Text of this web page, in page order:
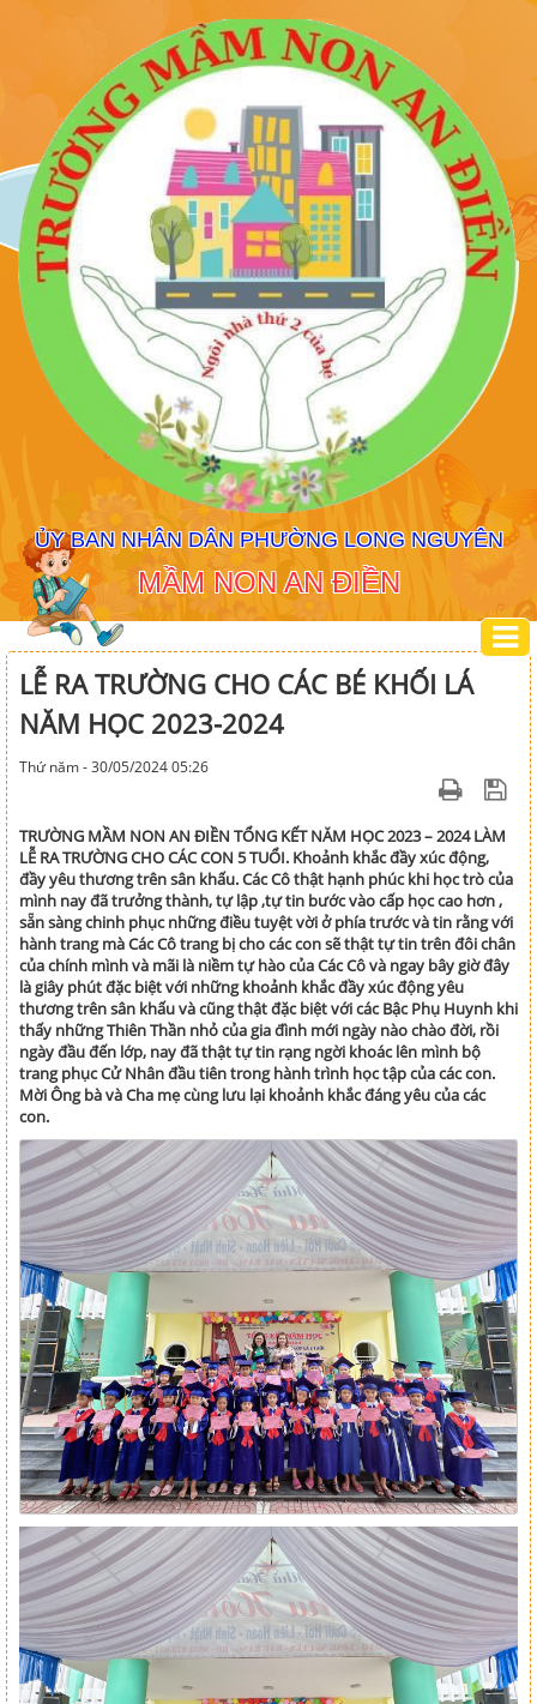
ỦY BAN NHÂN DÂN PHƯỜNG LONG NGUYÊN
MẦM NON AN ĐIỀN
LỄ RA TRƯỜNG CHO CÁC BÉ KHỐI LÁ
NĂM HỌC 2023-2024
Thứ năm - 30/05/2024 05:26
TRƯỜNG MẦM NON AN ĐIỀN TỔNG KẾT NĂM HỌC 2023 – 2024 LÀM
LỄ RA TRƯỜNG CHO CÁC CON 5 TUỔI. Khoảnh khắc đầy xúc động,
đầy yêu thương trên sân khấu. Các Cô thật hạnh phúc khi học trò của
mình nay đã trưởng thành, tự lập ,tự tin bước vào cấp học cao hơn ,
sẵn sàng chinh phục những điều tuyệt vời ở phía trước và tin rằng với
hành trang mà Các Cô trang bị cho các con sẽ thật tự tin trên đôi chân
của chính mình và mãi là niềm tự hào của Các Cô và ngay bây giờ đây
là giây phút đặc biệt với những khoảnh khắc đầy xúc động yêu
thương trên sân khấu và cũng thật đặc biệt với các Bậc Phụ Huynh khi
thấy những Thiên Thần nhỏ của gia đình mới ngày nào chào đời, rồi
ngày đầu đến lớp, nay đã thật tự tin rạng ngời khoác lên mình bộ
trang phục Cử Nhân đầu tiên trong hành trình học tập của các con.
Mời Ông bà và Cha mẹ cùng lưu lại khoảnh khắc đáng yêu của các
con.